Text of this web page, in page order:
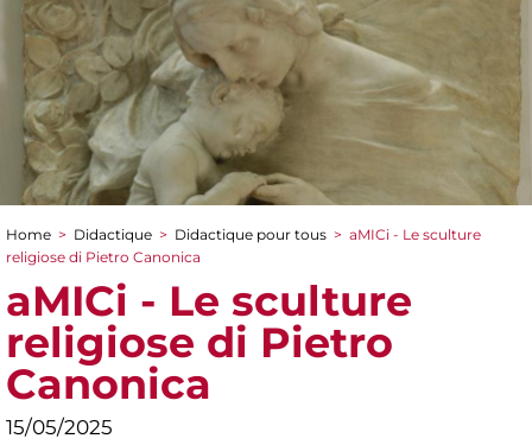
You are here
Home > Didactique > Didactique pour tous > aMICi - Le sculture
religiose di Pietro Canonica
aMICi - Le sculture
religiose di Pietro
Canonica
15/05/2025